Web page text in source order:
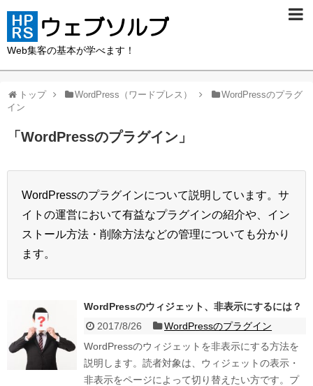
Web集客の基本が学べます！
トップ WordPress（ワードプレス）
WordPressのプラグ
イン
「 WordPressのプラグイン 」
WordPressのプラグインについて説明しています。サ
イトの運営において有益なプラグインの紹介や、イン
ストール方法・削除方法などの管理についても分かり
ます。
WordPressのウィジェット、非表示にするには？
2017/8/26
WordPressのプラグイン
WordPressのウィジェットを非表示にする方法を
説明します。読者対象は、ウィジェットの表示・
非表示をページによって切り替えたい方です。プ